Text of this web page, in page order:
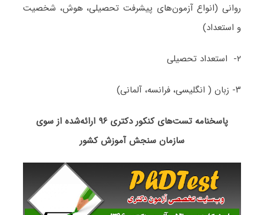
روانی (انواع آزمون‌های پیشرفت تحصیلی، هوش، شخصیت
و استعداد)
۲- استعداد تحصیلی
۳- زبان ( انگلیسی، فرانسه، آلمانی)
پاسخنامه تست‌های کنکور دکتری ۹۶ ارائه‌شده از سوی
سازمان سنجش آموزش کشور